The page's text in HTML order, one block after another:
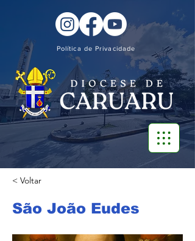
Política de Privacidade
< Voltar
São João Eudes